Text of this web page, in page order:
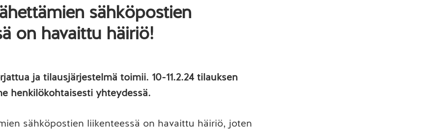
sähköpostien
on havaittu häiriö!
ja tilausjärjestelmä toimii. 10-11.2.24 tilauksen
henkilökohtaisesti yhteydessä.
sähköpostien liikenteessä on havaittu häiriö, joten